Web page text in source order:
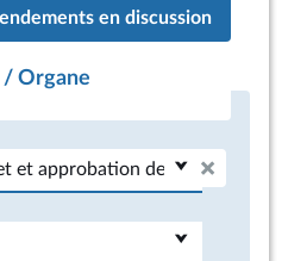
en discussion
/ Organe